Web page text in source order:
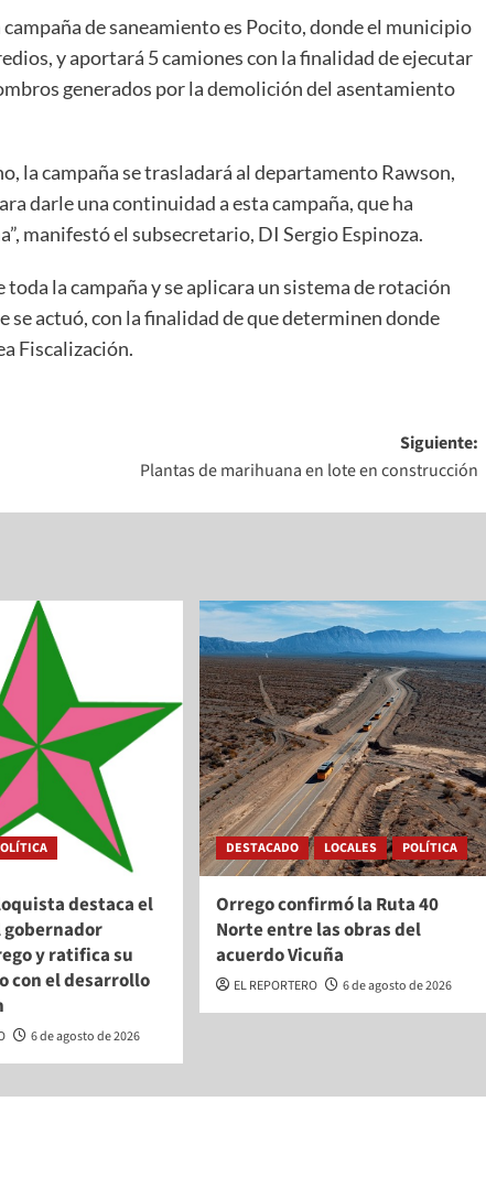
de saneamiento es Pocito, donde el municipio
y aportará 5 camiones con la finalidad de ejecutar
generados por la demolición del asentamiento
la campaña se trasladará al departamento Rawson,
darle una continuidad a esta campaña, que ha
manifestó el subsecretario, DI Sergio Espinoza.
la campaña y se aplicara un sistema de rotación
actuó, con la finalidad de que determinen donde
Fiscalización.
Siguiente:
Plantas de marihuana en lote en construcción
destaca el
y ratifica su
con el desarrollo
6 de agosto de 2026
DESTACADO LOCALES POLÍTICA
Orrego confirmó la Ruta 40
Norte entre las obras del
acuerdo Vicuña
EL REPORTERO 6 de agosto de 2026